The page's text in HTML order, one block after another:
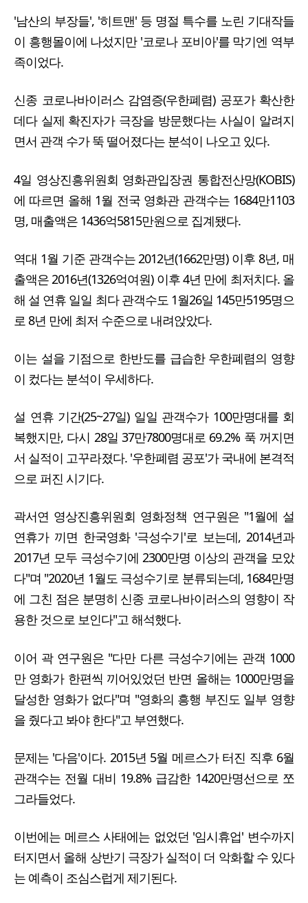
'남산의 부장들', '히트맨' 등 명절 특수를 노린 기대작들
이 흥행몰이에 나섰지만 '코로나 포비아'를 막기엔 역부
족이었다.
신종 코로나바이러스 감염증(우한폐렴) 공포가 확산한
데다 실제 확진자가 극장을 방문했다는 사실이 알려지
면서 관객 수가 뚝 떨어졌다는 분석이 나오고 있다.
4일 영상진흥위원회 영화관입장권 통합전산망(KOBIS)
에 따르면 올해 1월 전국 영화관 관객수는 1684만1103
명, 매출액은 1436억5815만원으로 집계됐다.
역대 1월 기준 관객수는 2012년(1662만명) 이후 8년, 매
출액은 2016년(1326억여원) 이후 4년 만에 최저치다. 올
해 설 연휴 일일 최다 관객수도 1월26일 145만5195명으
로 8년 만에 최저 수준으로 내려앉았다.
이는 설을 기점으로 한반도를 급습한 우한폐렴의 영향
이 컸다는 분석이 우세하다.
설 연휴 기간(25~27일) 일일 관객수가 100만명대를 회
복했지만, 다시 28일 37만7800명대로 69.2% 푹 꺼지면
서 실적이 고꾸라졌다. '우한폐렴 공포'가 국내에 본격적
으로 퍼진 시기다.
곽서연 영상진흥위원회 영화정책 연구원은 "1월에 설
연휴가 끼면 한국영화 '극성수기'로 보는데, 2014년과
2017년 모두 극성수기에 2300만명 이상의 관객을 모았
다"며 "2020년 1월도 극성수기로 분류되는데, 1684만명
에 그친 점은 분명히 신종 코로나바이러스의 영향이 작
용한 것으로 보인다"고 해석했다.
이어 곽 연구원은 "다만 다른 극성수기에는 관객 1000
만 영화가 한편씩 끼어있었던 반면 올해는 1000만명을
달성한 영화가 없다"며 "영화의 흥행 부진도 일부 영향
을 줬다고 봐야 한다"고 부연했다.
문제는 '다음'이다. 2015년 5월 메르스가 터진 직후 6월
관객수는 전월 대비 19.8% 급감한 1420만명선으로 쪼
그라들었다.
이번에는 메르스 사태에는 없었던 '임시휴업' 변수까지
터지면서 올해 상반기 극장가 실적이 더 악화할 수 있다
는 예측이 조심스럽게 제기된다.